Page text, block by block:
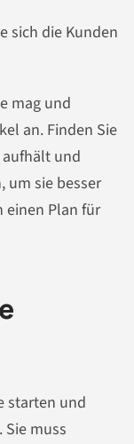
sich die Kunden
mag und
an. Finden Sie
und
um sie besser
einen Plan für
starten und
muss